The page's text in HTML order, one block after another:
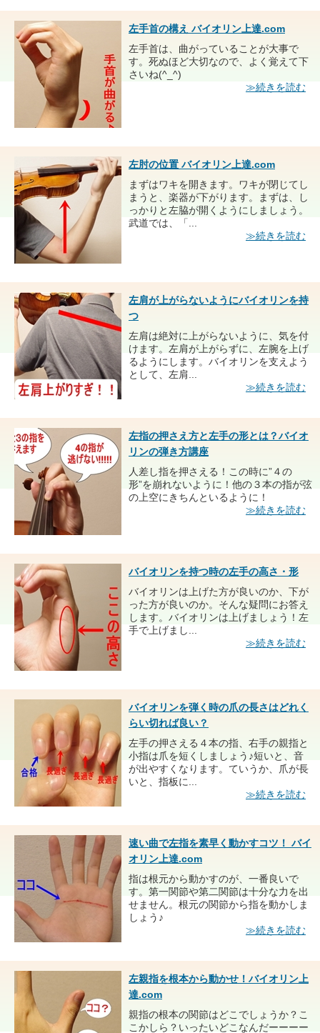
左手首の構え バイオリン上達.com
左手首は、曲がっていることが大事で
す。死ぬほど大切なので、よく覚えて下
さいね(^_^)
≫続きを読む
左肘の位置 バイオリン上達.com
まずはワキを開きます。ワキが閉じてし
まうと、楽器が下がります。まずは、し
っかりと左脇が開くようにしましょう。
武道では、「...
≫続きを読む
左肩が上がらないようにバイオリンを持
つ
左肩は絶対に上がらないように、気を付
けます。左肩が上がらずに、左腕を上げ
るようにします。バイオリンを支えよう
として、左肩...
≫続きを読む
左指の押さえ方と左手の形とは？バイオ
リンの弾き方講座
人差し指を押さえる！この時に”４の
形”を崩れないように！他の３本の指が弦
の上空にきちんといるように！
≫続きを読む
バイオリンを持つ時の左手の高さ・形
バイオリンは上げた方が良いのか、下が
った方が良いのか。そんな疑問にお答え
します。バイオリンは上げましょう！左
手で上げまし...
≫続きを読む
バイオリンを弾く時の爪の長さはどれく
らい切れば良い？
左手の押さえる４本の指、右手の親指と
小指は爪を短くしましょう♪短いと、音
が出やすくなります。ていうか、爪が長
いと、指板に...
≫続きを読む
速い曲で左指を素早く動かすコツ！ バイ
オリン上達.com
指は根元から動かすのが、一番良いで
す。第一関節や第二関節は十分な力を出
せません。根元の関節から指を動かしま
しょう♪
≫続きを読む
左親指を根本から動かせ！バイオリン上
達.com
親指の根本の関節はどこでしょうか？こ
こかしら？いったいどこなんだーーーー